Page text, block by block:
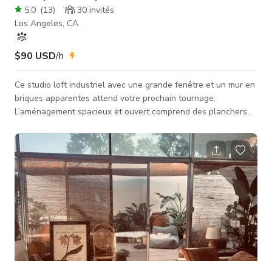
5.0 (13) 30 invités
Los Angeles, CA
$90 USD/h
Ce studio loft industriel avec une grande fenêtre et un mur en
briques apparentes attend votre prochain tournage.
L’aménagement spacieux et ouvert comprend des planchers
amateurs de gastronomie et blogueurs lifestyle adoreront
notre cuisine fonctionnelle équipée d’un grand îlot pour votre
prochaine vidéo de cuisine. Photographes et vidéastes
apprécieront également cet espace.